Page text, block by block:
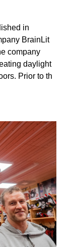
in
BrainLit
company
daylight
Prior to th